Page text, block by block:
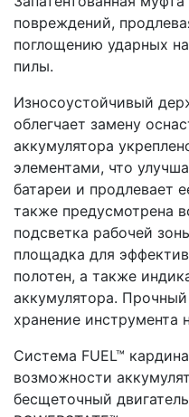
повреждений,
поглощению ударных
пилы.
Износоустойчивый
облегчает замену
аккумулятора
элементами, что
батареи и продлевает
также предусмотрена
подсветка рабочей
площадка для
полотен, а также
аккумулятора.
хранение инструмента
Система FUEL™
возможности
бесщеточный